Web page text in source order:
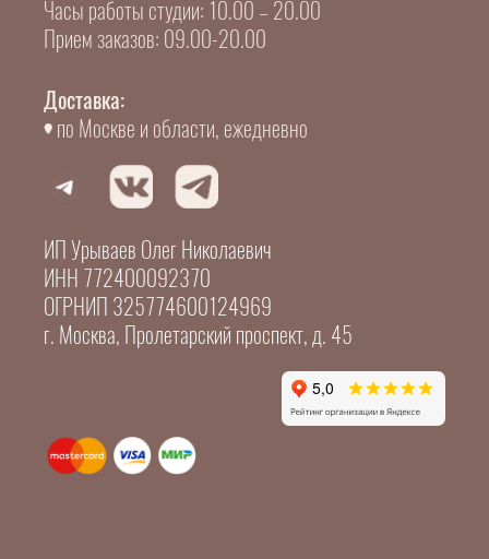
Часы работы студии: 10.00 – 20.00
Прием заказов: 09.00-20.00
Доставка:
по Москве и области, ежедневно
ИП Урываев Олег Николаевич
ИНН 772400092370
ОГРНИП 325774600124969
г. Москва, Пролетарский проспект, д. 45